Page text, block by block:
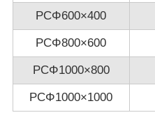
PCΦ600×400
PCΦ800×600
PCΦ1000×800
PCΦ1000×1000